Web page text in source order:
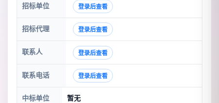
招标单位 登录后查看
招标代理 登录后查看
联系人 登录后查看
联系电话 登录后查看
中标单位 暂无